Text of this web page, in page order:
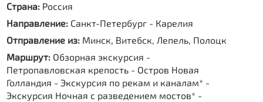
Страна: Россия
Направление: Санкт-Петербург - Карелия
Отправление из: Минск, Витебск, Лепель, Полоцк
Маршрут: Обзорная экскурсия -
Петропавловская крепость - Остров Новая
Голландия - Экскурсия по рекам и каналам* -
Экскурсия Ночная с разведением мостов* -